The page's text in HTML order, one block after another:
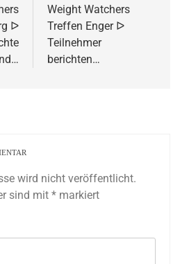
ᐅ
Weight Watchers
Treffen Enger ᐅ
Teilnehmer
berichten…
wird nicht veröffentlicht.
sind mit *markiert